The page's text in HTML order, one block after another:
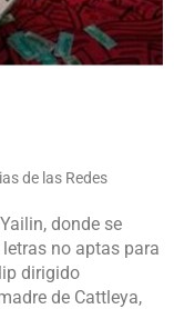
de las Redes
donde se
no aptas para
dirigido
de Cattleya,